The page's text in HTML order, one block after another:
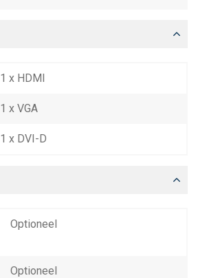
1 x HDMI
1 x VGA
1 x DVI-D
Optioneel
Optioneel